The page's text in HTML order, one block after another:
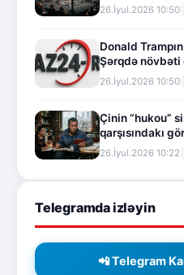
26.İyul.2026 10:50
Donald
Şərqdə
26.İyul.2026 10:50
Çinin “hukou”
qarşısındakı
26.İyul.2026 10:22
Telegramda izləyin
📲 Telegram